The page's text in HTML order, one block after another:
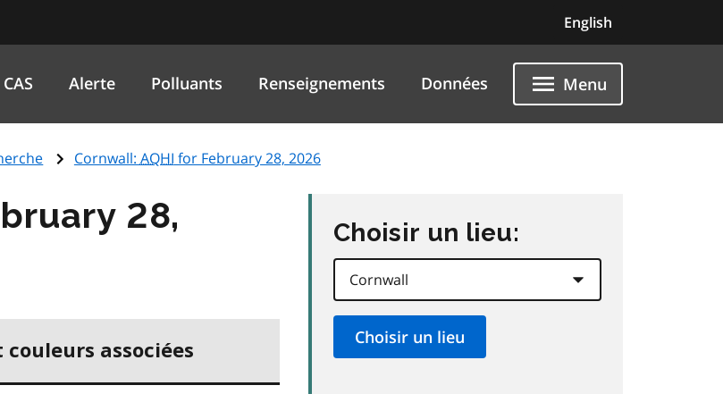
English
CAS Alerte Polluants Renseignements Données Menu
Cornwall: AQHI for February 28, 2026
28,
associées
Choisir un lieu: